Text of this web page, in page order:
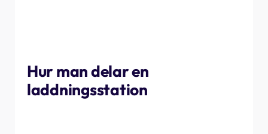
Hur man delar en
laddningsstation